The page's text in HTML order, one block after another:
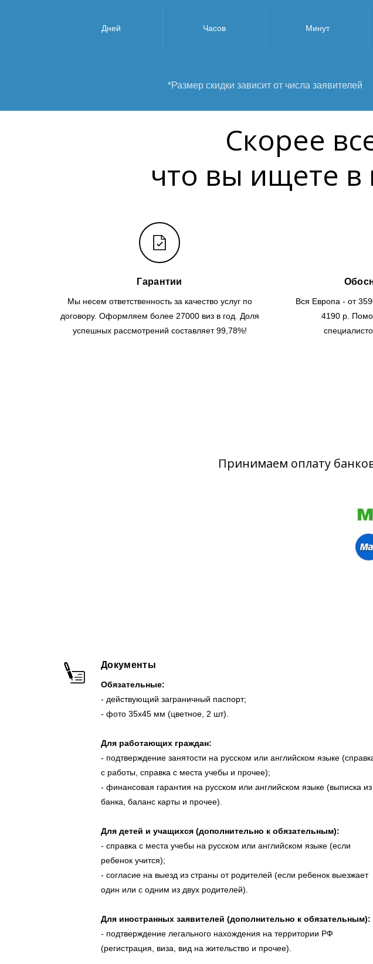
Дней Часов Минут
*Размер скидки зависит от числа заявителей
Скорее
что вы ищете в
Гарантии
Мы несем ответственность за качество услуг по
договору. Оформляем более 27000 виз в год. Доля
успешных рассмотрений составляет 99,78%!
Вся Европа - от
4190 р.
Принимаем оплату
Документы
Обязательные:
- действующий заграничный паспорт;
- фото 35х45 мм (цветное, 2 шт).
Для работающих граждан:
- подтверждение занятости на русском или английском языке
с работы, справка с места учебы и прочее);
- финансовая гарантия на русском или английском языке (выписка из
банка, баланс карты и прочее).
Для детей и учащихся (дополнительно к обязательным):
- справка с места учебы на русском или английском языке (если
ребенок учится);
- согласие на выезд из страны от родителей (если ребенок выезжает
один или с одним из двух родителей).
Для иностранных заявителей (дополнительно к обязательным):
- подтверждение легального нахождения на территории РФ
(регистрация, виза, вид на жительство и прочее).